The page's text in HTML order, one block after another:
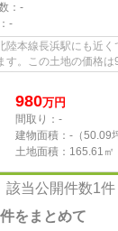
：-
-
陸本線長浜駅にも近
す。この土地の価格
980万円
間取り：-
建物面積： -（50.09
土地面積： 165.61㎡
該当公開件数1
をまとめて